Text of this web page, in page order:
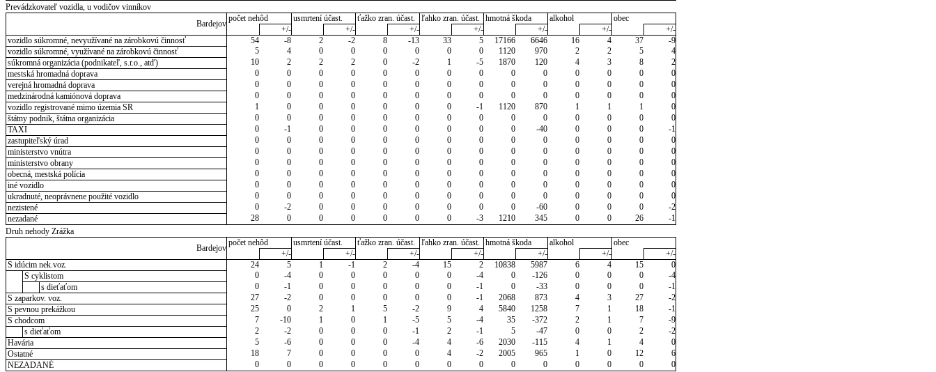
Prevádzkovateľ vozidla, u vodičov vinníkov
Bardejov
počet nehôd usmrtení účast. ťažko zran. účast. ľahko zran. účast. hmotná škoda alkohol
obec
+/-
+/- +/- +/- +/- +/-
+/-
vozidlo súkromné, nevyužívané na zárobkovú činnosť
54 -8 2 -2 8 -13 33 5 17166 6646 16 4 37
-9
vozidlo súkromné, využívané na zárobkovú činnosť
5 4 0 0 0 0 0 0 1120 970 2 2 5
4
súkromná organizácia (podnikateľ, s.r.o., atď)
10 2 2 2 0 -2 1 -5 1870 120 4 3 8
2
mestská hromadná doprava
0 0 0 0 0 0 0 0 0 0 0 0 0
0
verejná hromadná doprava
0 0 0 0 0 0 0 0 0 0 0 0 0
0
medzinárodná kamiónová doprava
0 0 0 0 0 0 0 0 0 0 0 0 0
0
vozidlo registrované mimo územia SR
1 0 0 0 0 0 0 -1 1120 870 1 1 1
0
štátny podnik, štátna organizácia
0 0 0 0 0 0 0 0 0 0 0 0 0
0
TAXI
0 -1 0 0 0 0 0 0 0 -40 0 0 0
-1
zastupiteľský úrad
0 0 0 0 0 0 0 0 0 0 0 0 0
0
ministerstvo vnútra
0 0 0 0 0 0 0 0 0 0 0 0 0
0
ministerstvo obrany
0 0 0 0 0 0 0 0 0 0 0 0 0
0
obecná, mestská polícia
0 0 0 0 0 0 0 0 0 0 0 0 0
0
iné vozidlo
0 0 0 0 0 0 0 0 0 0 0 0 0
0
ukradnuté, neoprávnene použité vozidlo
0 0 0 0 0 0 0 0 0 0 0 0 0
0
nezistené
0 -2 0 0 0 0 0 0 0 -60 0 0 0
-2
nezadané
28 0 0 0 0 0 0 -3 1210 345 0 0 26
-1
Druh nehody Zrážka
Bardejov
počet nehôd usmrtení účast. ťažko zran. účast. ľahko zran. účast. hmotná škoda alkohol
obec
+/-
+/- +/- +/- +/- +/-
+/-
S idúcim nek.voz.
24 5 1 -1 2 -4 15 2 10838 5987 6 4 15
0
S cyklistom
0 -4 0 0 0 0 0 -4 0 -126 0 0 0
-4
s dieťaťom
0 -1 0 0 0 0 0 -1 0 -33 0 0 0
-1
S zaparkov. voz.
27 -2 0 0 0 0 0 -1 2068 873 4 3 27
-2
S pevnou prekážkou
25 0 2 1 5 -2 9 4 5840 1258 7 1 18
-1
S chodcom
7 -10 1 0 1 -5 5 -4 35 -372 2 1 7
-9
s dieťaťom
2 -2 0 0 0 -1 2 -1 5 -47 0 0 2
-2
Havária
5 -6 0 0 0 -4 4 -6 2030 -115 4 1 4
0
Ostatné
18 7 0 0 0 0 4 -2 2005 965 1 0 12
6
NEZADANÉ
0 0 0 0 0 0 0 0 0 0 0 0 0
0